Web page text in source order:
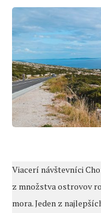
Viacerí návštevníci
z množstva ostrovov
mora. Jeden z